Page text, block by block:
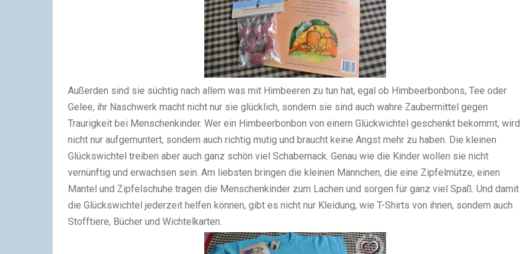
Außerden sind sie süchtig nach allem was mit Himbeeren zu tun hat, egal ob Himbeerbonbons, Tee oder
Gelee, ihr Naschwerk macht nicht nur sie glücklich, sondern sie sind auch wahre Zaubermittel gegen
Traurigkeit bei Menschenkinder. Wer ein Himbeerbonbon von einem Glückwichtel geschenkt bekommt, wird
nicht nur aufgemuntert, sondern auch richtig mutig und braucht keine Angst mehr zu haben. Die kleinen
Glückswichtel treiben aber auch ganz schön viel Schabernack. Genau wie die Kinder wollen sie nicht
vernünftig und erwachsen sein. Am liebsten bringen die kleinen Männchen, die eine Zipfelmütze, einen
Mantel und Zipfelschuhe tragen die Menschenkinder zum Lachen und sorgen für ganz viel Spaß. Und damit
die Glückswichtel jederzeit helfen können, gibt es nicht nur Kleidung, wie T-Shirts von ihnen, sondern auch
Stofftiere, Bücher und Wichtelkarten.